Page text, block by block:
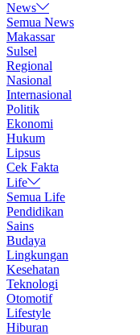
News
Semua News
Makassar
Sulsel
Regional
Nasional
Internasional
Politik
Ekonomi
Hukum
Lipsus
Cek Fakta
Life
Semua Life
Pendidikan
Sains
Budaya
Lingkungan
Kesehatan
Teknologi
Otomotif
Lifestyle
Hiburan